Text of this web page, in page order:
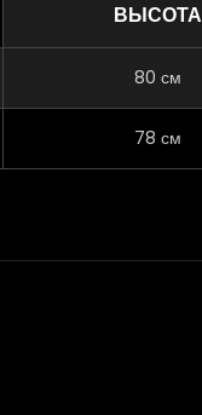
ВЫСОТА
80 см
78 см